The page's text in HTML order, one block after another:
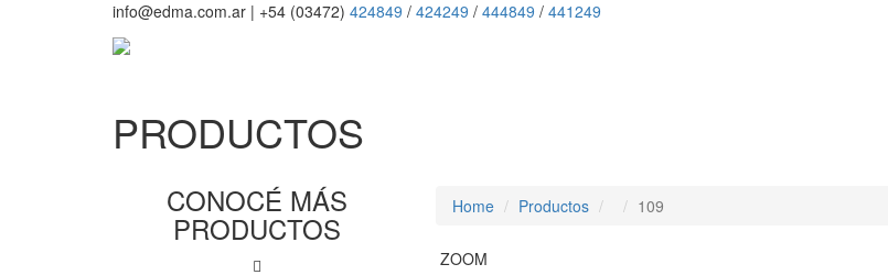
info@edma.com.ar | +54 (03472) 424849 / 424249 / 444849 / 441249
PRODUCTOS
CONOCÉ MÁS
PRODUCTOS
Home Productos 109
ZOOM